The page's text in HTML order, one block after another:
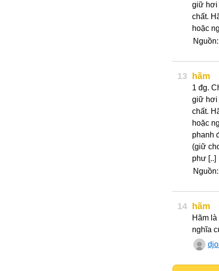
giữ hơi
chất.
hoặc
Nguồn:
13 hãm
1 đg.
giữ hơi
chất.
hoặc
phanh
(giữ
phư [..]
14 hãm
Hãm
nghĩa